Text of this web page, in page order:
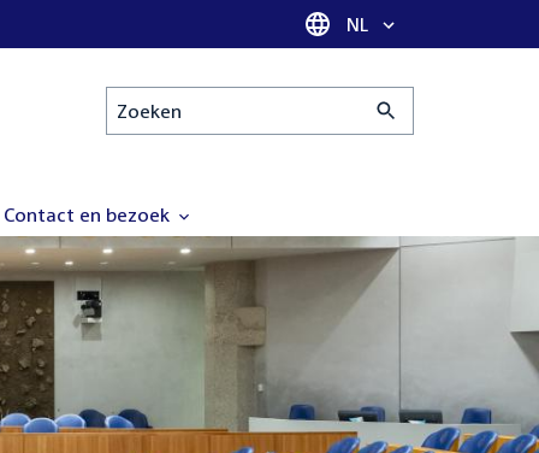
Taal selectie
NL
Zoeken
Contact en bezoek